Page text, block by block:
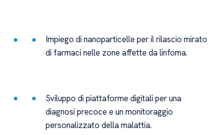
Impiego di nanoparticelle per il rilascio mirato
di farmaci nelle zone affette da linfoma.
Sviluppo di piattaforme digitali per una
diagnosi precoce e un monitoraggio
personalizzato della malattia.